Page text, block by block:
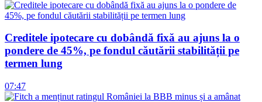
Creditele ipotecare cu dobândă fixă au ajuns la o
pondere de 45%, pe fondul căutării stabilității pe
termen lung
07:47